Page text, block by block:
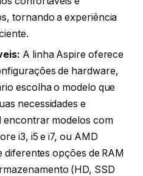
tornando a experiência
A linha Aspire oferece
de hardware,
escolha o modelo que
necessidades e
encontrar modelos com
i3, i5 e i7, ou AMD
diferentes opções de RAM
(HD, SSD